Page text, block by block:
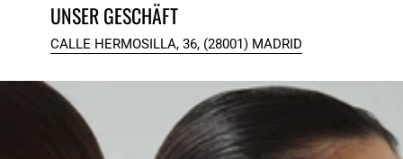
UNSER GESCHÄFT
CALLE HERMOSILLA, 36, (28001) MADRID